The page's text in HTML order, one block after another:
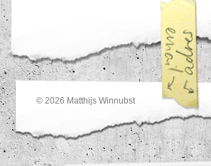
© 2026 Matthijs Winnubst